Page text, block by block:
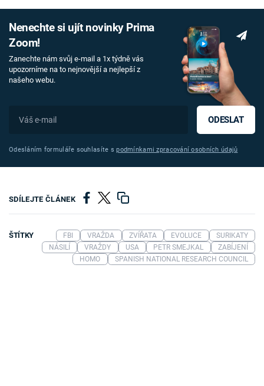
Nenechte si ujít novinky Prima
Zoom!
Zanechte nám svůj e-mail a 1x týdně vás
upozorníme na to nejnovější a nejlepší z
našeho webu.
ODESLAT
Odesláním formuláře souhlasíte spodmínkami zpracování osobních údajů
SDÍLEJTE ČLÁNEK
ŠTÍTKY FBI VRAŽDA ZVÍŘATA EVOLUCE
SURIKATY
NÁSILÍ
VRAŽDY USA PETR SMEJKAL
ZABÍJENÍ
HOMO
SPANISH NATIONAL RESEARCH COUNCIL